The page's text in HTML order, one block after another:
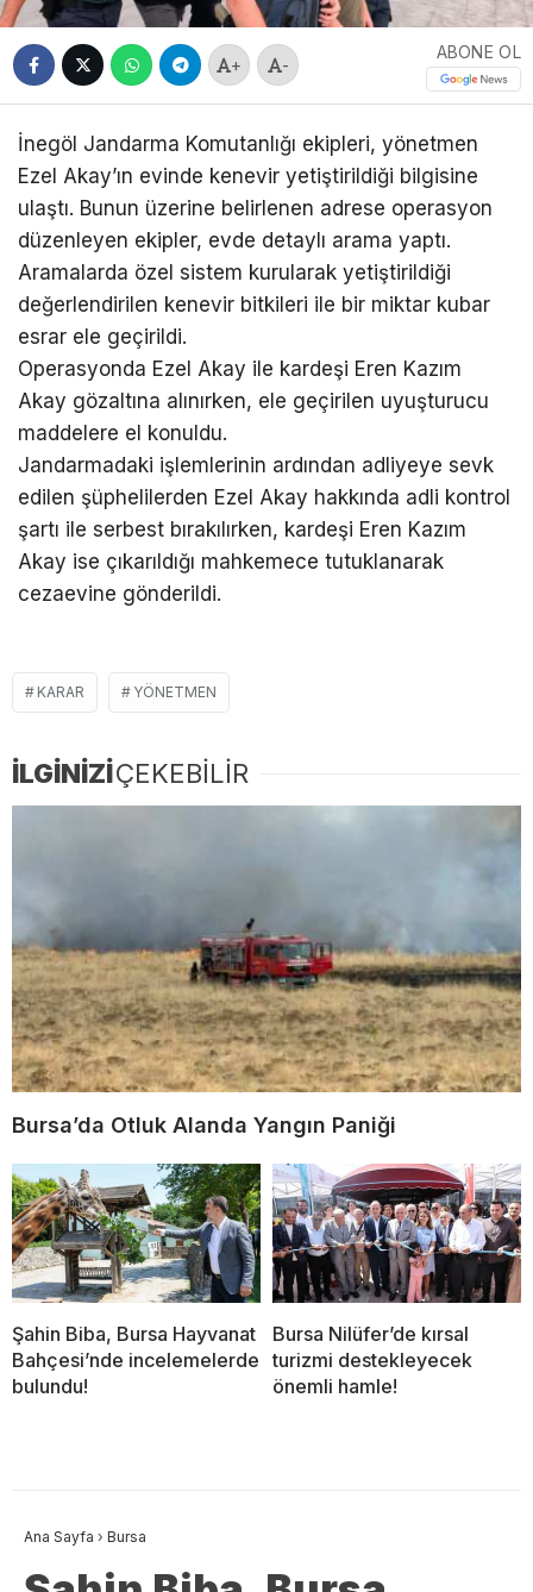
+ -
ABONE OL
İnegöl Jandarma Komutanlığı ekipleri, yönetmen
Ezel Akay’ın evinde kenevir yetiştirildiği bilgisine
ulaştı. Bunun üzerine belirlenen adrese operasyon
düzenleyen ekipler, evde detaylı arama yaptı.
Aramalarda özel sistem kurularak yetiştirildiği
değerlendirilen kenevir bitkileri ile bir miktar kubar
esrar ele geçirildi.
Operasyonda Ezel Akay ile kardeşi Eren Kazım
Akay gözaltına alınırken, ele geçirilen uyuşturucu
maddelere el konuldu.
Jandarmadaki işlemlerinin ardından adliyeye sevk
edilen şüphelilerden Ezel Akay hakkında adli kontrol
şartı ile serbest bırakılırken, kardeşi Eren Kazım
Akay ise çıkarıldığı mahkemece tutuklanarak
cezaevine gönderildi.
KARAR YÖNETMEN
İLGİNİZİÇEKEBİLİR
Bursa’da Otluk Alanda Yangın Paniği
Şahin Biba, Bursa Hayvanat
Bahçesi’nde incelemelerde
bulundu!
Bursa Nilüfer’de kırsal
turizmi destekleyecek
önemli hamle!
Ana Sayfa › Bursa